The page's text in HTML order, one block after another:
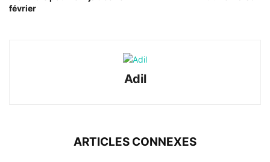
février
Adil
ARTICLES CONNEXES